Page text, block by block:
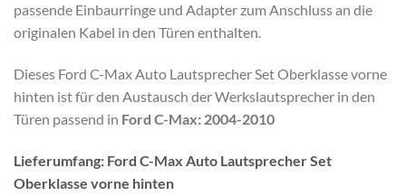
passende Einbaurringe und Adapter zum Anschluss an die
originalen Kabel in den Türen enthalten.
Dieses Ford C-Max Auto Lautsprecher Set Oberklasse vorne
hinten ist für den Austausch der Werkslautsprecher in den
Türen passend in Ford C-Max: 2004-2010
Lieferumfang: Ford C-Max Auto Lautsprecher Set
Oberklasse vorne hinten